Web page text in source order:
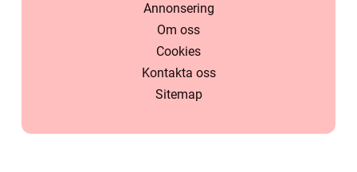
Annonsering
Om oss
Cookies
Kontakta oss
Sitemap